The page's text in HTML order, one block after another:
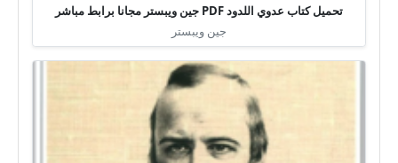
تحميل كتاب عدوي اللدود PDF جين ويبستر مجانا برابط مباشر
جين ويبستر